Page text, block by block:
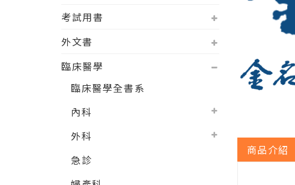
考試用書
外文書
臨床醫學
臨床醫學全書系
內科
外科
急診
商品介紹